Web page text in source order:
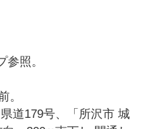
照。
。
道179号、「所沢市 城